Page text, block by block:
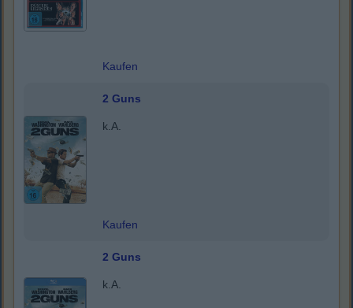
Kaufen
2 Guns
k.A.
Kaufen
2 Guns
k.A.